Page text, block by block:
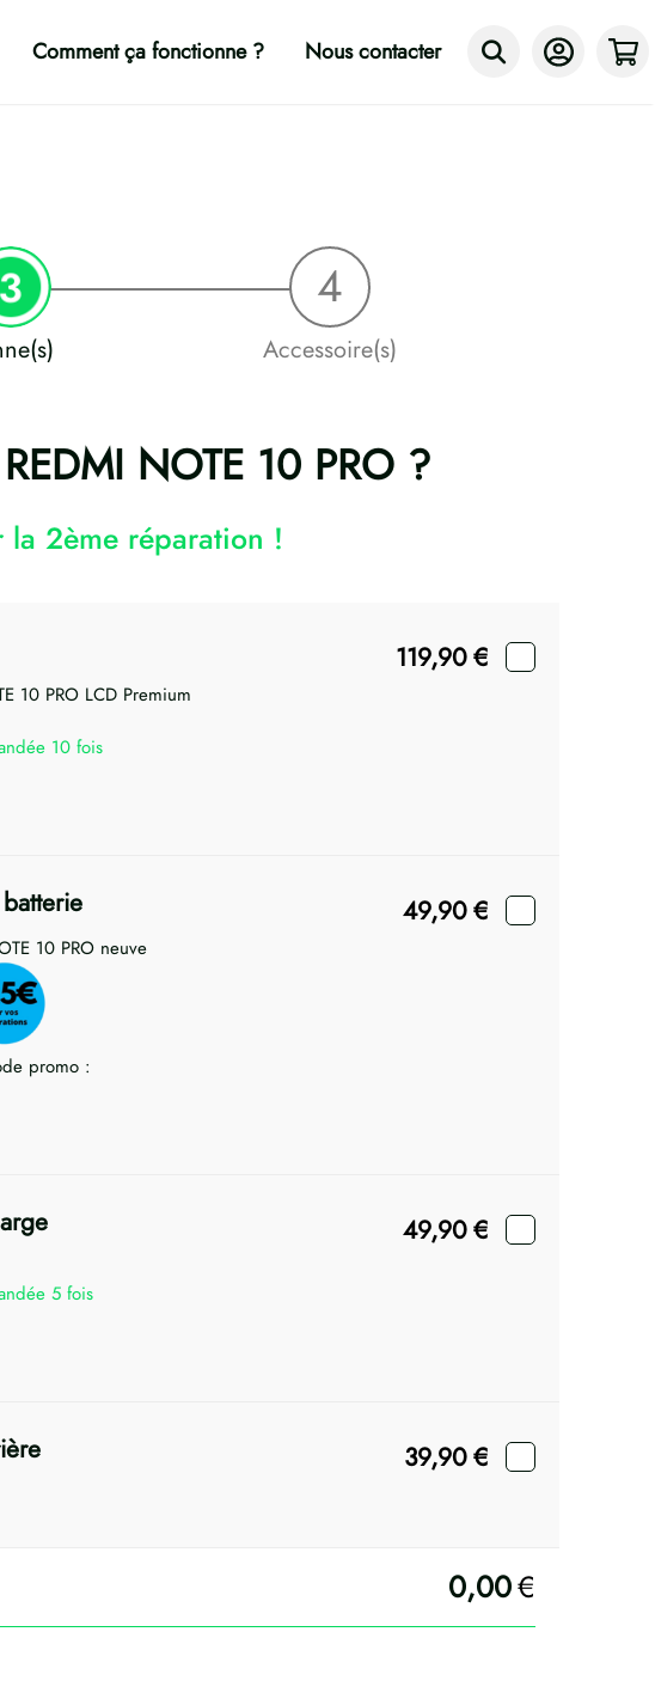
Comment ça fonctionne ? Nous contacter
Accessoire(s)
NOTE 10 PRO ?
la 2ème réparation !
119,90€
10 PRO LCD Premium
10 fois
49,90€
10 PRO neuve
promo :
49,90€
5 fois
39,90€
0,00€